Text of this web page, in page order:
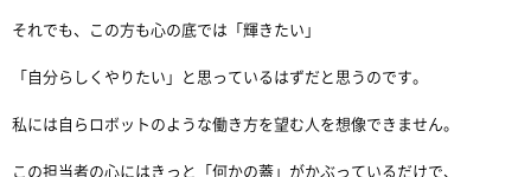
それでも、この方も心の底では「輝きたい」
「自分らしくやりたい」と思っているはずだと思うのです。
私には自らロボットのような働き方を望む人を想像できません。
この担当者の心にはきっと「何かの蓋」がかぶっているだけで、